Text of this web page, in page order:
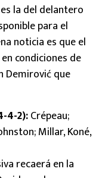
la del delantero
para el
noticia es que el
condiciones de
Demirović que
4-2):Crépeau;
Millar, Koné,
recaerá en la